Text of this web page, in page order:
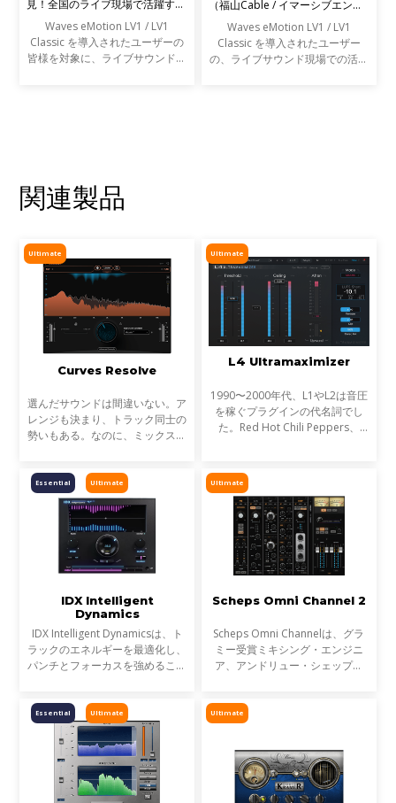
見！全国のライブ現場で活躍する
Waves eMotion LV1 / LV1
Classic を導入されたユーザーの
皆様を対象に、ライブサウンドの
（福山Cable / イマーシブエンジ
Waves eMotion LV1 / LV1
Classic を導入されたユーザー
の、ライブサウンド現場での活用
関連製品
Ultimate
Curves Resolve
選んだサウンドは間違いない。ア
レンジも決まり、トラック同士の
勢いもある。なのに、ミックスが
らです。これが音のマスキングと
言われる現象です。
Ultimate
L4 Ultramaximizer
1990〜2000年代、L1やL2は音圧
を稼ぐプラグインの代名詞でし
た。Red Hot Chili Peppers、
ウンドは世界を席巻しました。し
かし今、音楽は単なる音圧では
Ultimate
Essential
IDX Intelligent
Dynamics
IDX Intelligent Dynamicsは、ト
ラックのエネルギーを最適化し、
パンチとフォーカスを強めること
Ultimate
Scheps Omni Channel 2
Scheps Omni Channelは、グラ
ミー受賞ミキシング・エンジニ
ア、アンドリュー・シェップス
なチャンネル・ストリップ・プラ
Ultimate
Essential Ultimate